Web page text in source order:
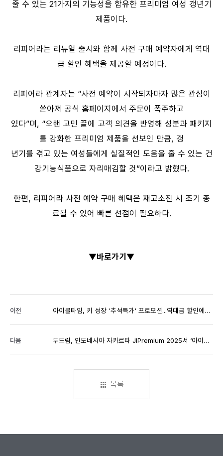
줄 수 있는 21가지의 기능성을 함유한 프리미엄 여성 갱년기
제품이다.
리피어라는 리뉴얼 출시와 함께 사전 구매 예약자에게 역대
급 할인 혜택을 제공할 예정이다.
리피어라 관계자는 “사전 예약이 시작되자마자 많은 관심이
쏟아져 공식 홈페이지에서 주문이 폭주하고
있다”며, “오랜 고민 끝에 고객 의견을 반영해 성분과 패키지
를 강화한 프리미엄 제품을 선보인 만큼, 갱
년기를 겪고 있는 여성들에게 실질적인 도움을 줄 수 있는 건
강기능식품으로 자리매김할 것”이라고 밝혔다.
한편, 리피어라 사전 예약 구매 혜택은 재고소진 시 조기 종
료될 수 있어 빠른 선점이 필요하다.
▼바로가기▼
이전 아이클타임, 키 성장 '추석특가' 프로모션...역대급 할인에 추가 증정까지
다음 두드림, 인도네시아 자카르타 JIPremium 2025서 ‘아이클타임·슬림웨이·리피어라’ 소개
목록